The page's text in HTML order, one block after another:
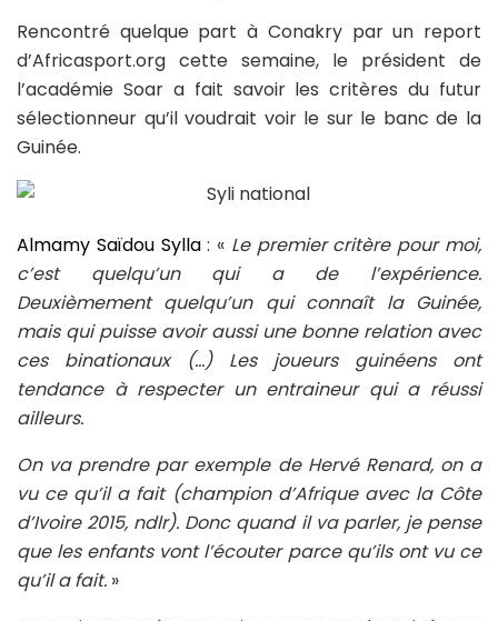
Rencontré quelque part à Conakry par un report
d’Africasport.org cette semaine, le président de
l’académie Soar a fait savoir les critères du futur
sélectionneur qu’il voudrait voir le sur le banc de la
Guinée.
Almamy Saïdou Sylla: « Le premier critère pour moi,
c’est quelqu’un qui a de l’expérience.
Deuxièmement quelqu’un qui connaît la Guinée,
mais qui puisse avoir aussi une bonne relation avec
ces binationaux (…) Les joueurs guinéens ont
tendance à respecter un entraineur qui a réussi
ailleurs.
On va prendre par exemple de Hervé Renard, on a
vu ce qu’il a fait (champion d’Afrique avec la Côte
d’Ivoire 2015, ndlr). Donc quand il va parler, je pense
que les enfants vont l’écouter parce qu’ils ont vu ce
qu’il a fait. »